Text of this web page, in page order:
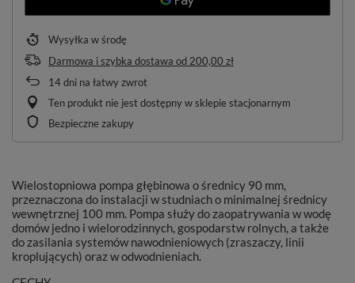
Wysyłka w środę
Darmowa i szybka dostawa od 200,00 zł
14dni na łatwy zwrot
Ten produkt nie jest dostępny w sklepie stacjonarnym
Bezpieczne zakupy
Wielostopniowa pompa głębinowa o średnicy 90 mm,
przeznaczona do instalacji w studniach o minimalnej średnicy
wewnętrznej 100 mm. Pompa służy do zaopatrywania w wodę
domów jedno i wielorodzinnych, gospodarstw rolnych, a także
do zasilania systemów nawodnieniowych (zraszaczy, linii
kroplujących) oraz w odwodnieniach.